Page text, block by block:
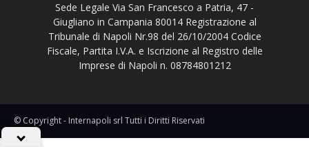
Sede Legale Via San Francesco a Patria, 47 -
Giugliano in Campania 80014 Registrazione al
Tribunale di Napoli Nr.98 del 26/10/2004 Codice
Fiscale, Partita I.V.A. e Iscrizione al Registro delle
Imprese di Napoli n. 08784801212
© Copyright - Internapoli srl Tutti i Diritti Riservati